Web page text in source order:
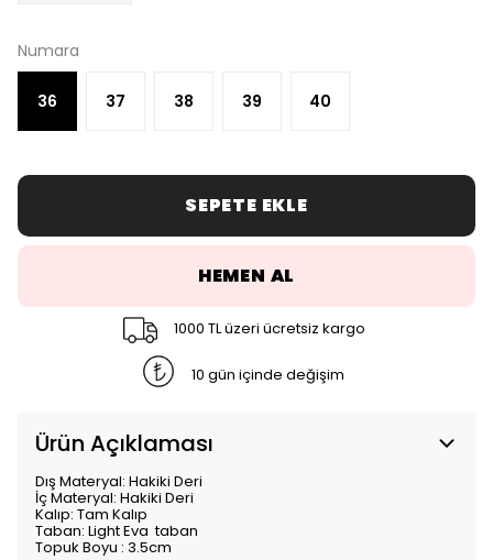
Numara
36 37 38 39 40
SEPETE EKLE
HEMEN AL
1000 TL üzeri ücretsiz kargo
10 gün içinde değişim
Ürün Açıklaması
Dış Materyal: Hakiki Deri
İç Materyal: Hakiki Deri
Kalıp: Tam Kalıp
Taban: Light Eva taban
Topuk Boyu : 3.5cm